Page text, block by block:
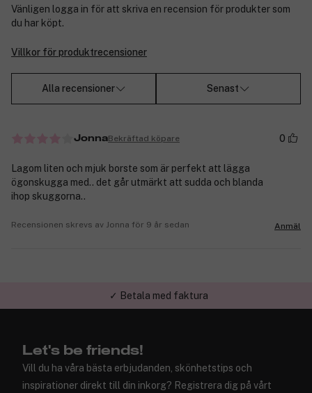
Vänligen logga in för att skriva en recension för produkter som
du har köpt.
Villkor för produktrecensioner
Alla recensioner Senast
JonnaBekräftad köpare 0
Lagom liten och mjuk borste som är perfekt att lägga
ögonskugga med.. det går utmärkt att sudda och blanda
ihop skuggorna..
Recensionen skrevs av Jonna för 9 år sedan Anmäl
✓ Betala med faktura
Let's be friends!
Vill du ha våra bästa erbjudanden, skönhetstips och
inspirationer direkt till din inkorg? Registrera dig på vårt